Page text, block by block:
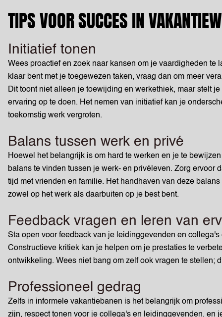
TIPS VOOR SUCCES IN
Initiatief tonen
Wees proactief en zoek naar kansen om je vaardigheden te
klaar bent met je toegewezen taken, vraag dan om meer
Dit toont niet alleen je toewijding en werkethiek, maar stelt
ervaring op te doen. Het nemen van initiatief kan je
toekomstig werk vergroten.
Balans tussen werk en privé
Hoewel het belangrijk is om hard te werken en je te
balans te vinden tussen je werk- en privéleven. Zorg ervoor
tijd met vrienden en familie. Het handhaven van deze
zowel op het werk als daarbuiten op je best bent.
Feedback vragen en leren van
Sta open voor feedback van je leidinggevenden en
Constructieve kritiek kan je helpen om je prestaties te
ontwikkeling. Wees niet bang om zelf ook vragen te stellen;
Professioneel gedrag
Zelfs in informele vakantiebanen is het belangrijk om
zijn, respect tonen voor je collega's en leidinggevenden, en